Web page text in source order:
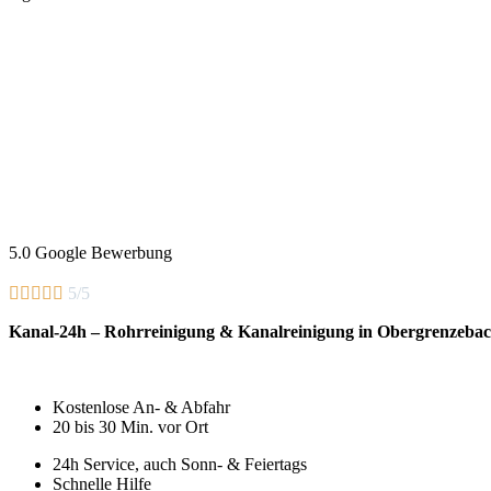
5.0 Google Bewerbung
     5/5
Kanal-24h – Rohrreinigung & Kanalreinigung in
Kostenlose An- & Abfahr
20 bis 30 Min. vor Ort
24h Service, auch Sonn- & Feiertags
Schnelle Hilfe